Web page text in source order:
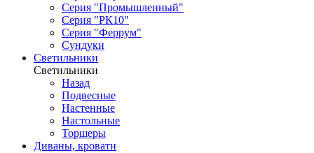
Серия "Промышленный"
Серия "РК10"
Серия "Феррум"
Сундуки
Светильники
Светильники
Назад
Подвесные
Настенные
Настольные
Торшеры
Диваны, кровати